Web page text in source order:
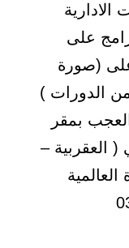
على
على (صورة
الدورات )
بمقر
( العقربية –